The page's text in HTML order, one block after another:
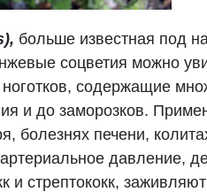
больше известная под
соцветия можно
содержащие
и до заморозков.
болезнях печени,
давление,
и стрептококк,